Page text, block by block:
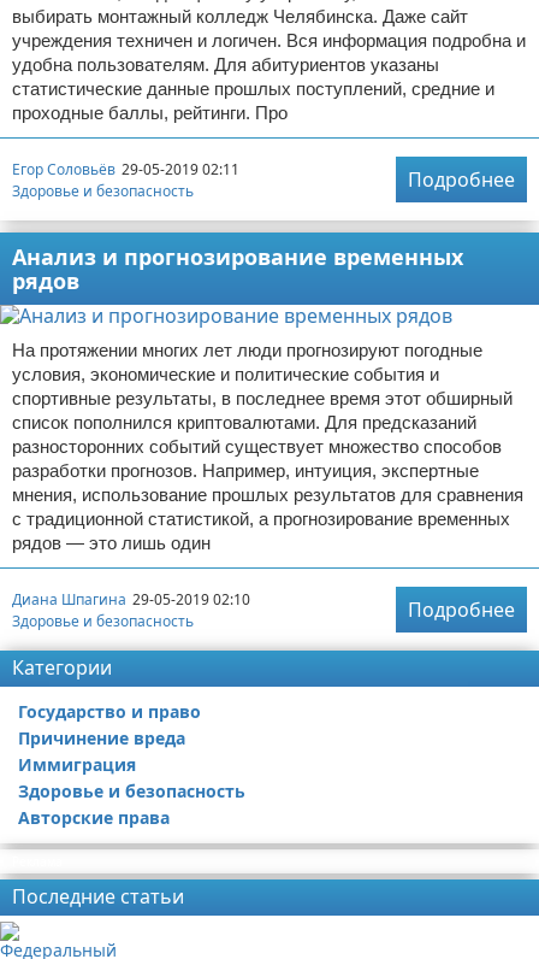
выбирать монтажный колледж Челябинска. Даже сайт
учреждения техничен и логичен. Вся информация подробна и
удобна пользователям. Для абитуриентов указаны
статистические данные прошлых поступлений, средние и
проходные баллы, рейтинги. Про
Егор Соловьёв 29-05-2019 02:11
Здоровье и безопасность
Подробнее
Анализ и прогнозирование временных
рядов
На протяжении многих лет люди прогнозируют погодные
условия, экономические и политические события и
спортивные результаты, в последнее время этот обширный
список пополнился криптовалютами. Для предсказаний
разносторонних событий существует множество способов
разработки прогнозов. Например, интуиция, экспертные
мнения, использование прошлых результатов для сравнения
с традиционной статистикой, а прогнозирование временных
рядов — это лишь один
Диана Шпагина 29-05-2019 02:10
Здоровье и безопасность
Подробнее
Категории
Государство и право
Причинение вреда
Иммиграция
Здоровье и безопасность
Авторские права
Последние статьи